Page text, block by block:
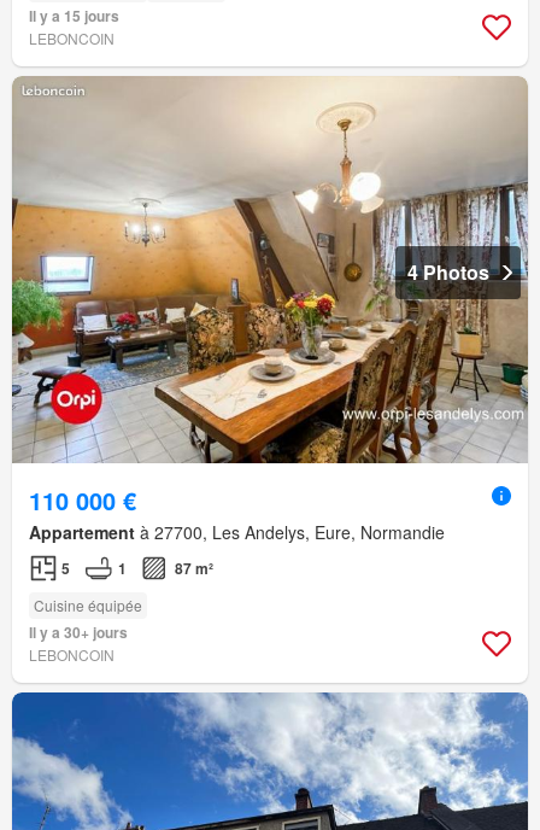
Il y a 15 jours
LEBONCOIN
4 Photos
110 000 €
Appartement à 27700, Les Andelys, Eure, Normandie
5 1 87 m²
Cuisine équipée
Il y a 30+ jours
LEBONCOIN